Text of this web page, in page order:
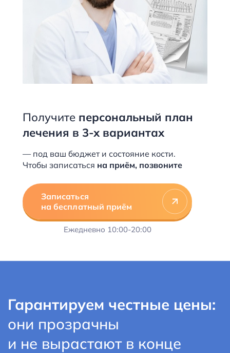
Получите персональный план
лечения в 3-х вариантах
— под ваш бюджет и состояние кости.
Чтобы записаться на приём, позвоните
Записаться
на бесплатный приём
Ежедневно 10:00-20:00
Гарантируем честные цены:
они прозрачны
и не вырастают в конце